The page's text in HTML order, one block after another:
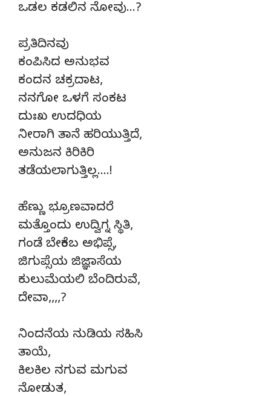
ಒಡಲ ಕಡಲಿನ ನೋವು…?
ಪ್ರತಿದಿನವು
ಕಂಪಿಸಿದ ಅನುಭವ
ಕಂದನ ಚಕ್ರದಾಟ,
ನನಗೋ ಒಳಗೆ ಸಂಕಟ
ದುಃಖ ಉದಧಿಯ
ನೀರಾಗಿ ತಾನೆ ಹರಿಯುತ್ತಿದೆ,
ಅನುಜನ ಕಿರಿಕಿರಿ
ತಡೆಯಲಾಗುತ್ತಿಲ್ಲ….!
ಹೆಣ್ಣು ಭ್ರೂಣವಾದರೆ
ಮತ್ತೊಂದು ಉದ್ವಿಗ್ನ ಸ್ಥಿತಿ,
ಗಂಡೆ ಬೇಕೆಂಬ ಅಭಿಪ್ಸೆ,
ಜಿಗುಪ್ಸೆಯ ಜಿಜ್ಞಾಸೆಯ
ಕುಲುಮೆಯಲಿ ಬೆಂದಿರುವೆ,
ದೇವಾ,,,,?
ನಿಂದನೆಯ ನುಡಿಯ ಸಹಿಸಿ
ತಾಯೆ,
ಕಿಲಕಿಲ ನಗುವ ಮಗುವ
ನೋಡುತ,